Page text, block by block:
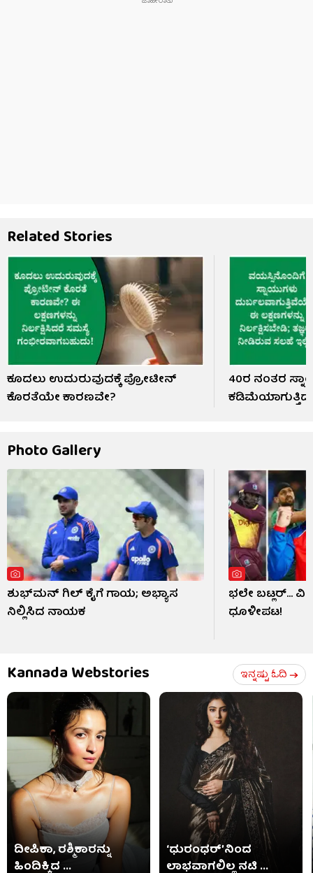
Related Stories
ಕೂದಲು ಉದುರುವುದಕ್ಕೆ ಪ್ರೋಟೀನ್
ಕೊರತೆಯೇ ಕಾರಣವೇ?
40ರ ನಂತರ
Photo Gallery
ಶುಭ್​ಮನ್ ಗಿಲ್ ಕೈಗೆ ಗಾಯ; ಅಭ್ಯಾಸ
ನಿಲ್ಲಿಸಿದ ನಾಯಕ
ಭಲೇ ಬಟ್ಲರ್...
ಧೂಳೀಪಟ!
Kannada Webstories ಇನ್ನಷ್ಟು ಓದಿ
ದೀಪಿಕಾ, ರಶ್ಮಿಕಾರನ್ನು
ಹಿಂದಿಕ್ಕಿದ ...
‘ಧುರಂಧರ್’ನಿಂದ
ಲಾಭವಾಗಲಿಲ್ಲ ನಟಿ ...